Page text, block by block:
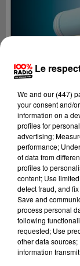
Lecture
100%
100% radio
Le
We and our (447)
your consent and/
information on a
profiles for
advertising;
performance;
of data from
profiles to
content; Use
detect fraud, and
Save and
process personal
following
requested; Use
other data
information